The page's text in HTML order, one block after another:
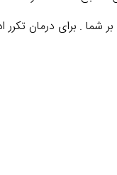
برای درمان تکرر ادراری توصیه میکنم . 1 . مشاوره با متخصص